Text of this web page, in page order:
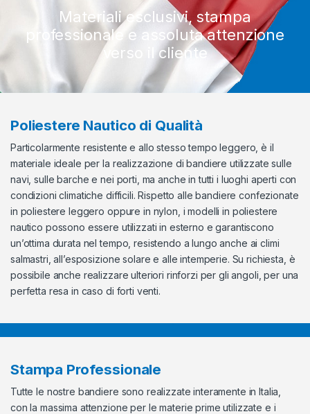
Materiali esclusivi, stampa
professionale e assoluta attenzione
verso il cliente
Poliestere Nautico di Qualità
Particolarmente resistente e allo stesso tempo leggero, è il
materiale ideale per la realizzazione di bandiere utilizzate sulle
navi, sulle barche e nei porti, ma anche in tutti i luoghi aperti con
condizioni climatiche difficili. Rispetto alle bandiere confezionate
in poliestere leggero oppure in nylon, i modelli in poliestere
nautico possono essere utilizzati in esterno e garantiscono
un’ottima durata nel tempo, resistendo a lungo anche ai climi
salmastri, all’esposizione solare e alle intemperie. Su richiesta, è
possibile anche realizzare ulteriori rinforzi per gli angoli, per una
perfetta resa in caso di forti venti.
Stampa Professionale
Tutte le nostre bandiere sono realizzate interamente in Italia,
con la massima attenzione per le materie prime utilizzate e i